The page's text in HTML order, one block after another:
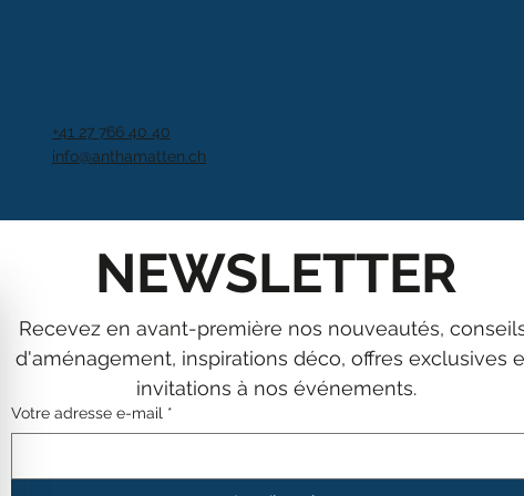
+41 27 766 40 40
info@anthamatten.ch
NEWSLETTER
Recevez en avant-première nos nouveautés,
d'aménagement, inspirations déco, offres exclusives
invitations à nos événements.
Votre adresse e-mail *